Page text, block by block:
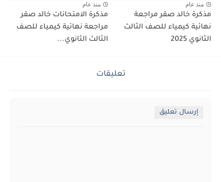
منذ عام
مذكرة خالد صقر مراجعة
نهائية كيمياء للصف الثالث
الثانوي 2025
منذ عام
مذكرة الامتحانات خالد صقر
مراجعة نهائية كيمياء للصف
الثالث الثانوي...
تعليقات
إرسال تعليق